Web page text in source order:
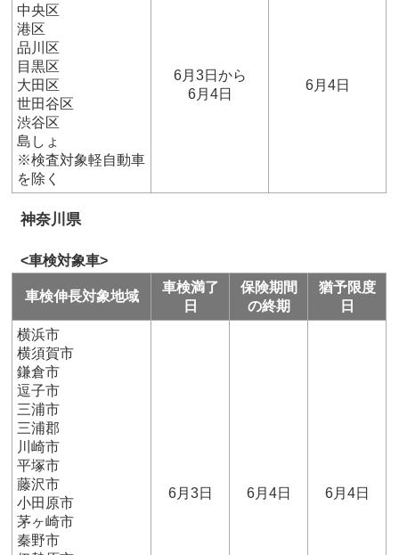
中央区
港区
品川区
目黒区
大田区
世田谷区
渋谷区
島しょ
※検査対象軽自動車
を除く
6月3日から
6月4日
6月4日
神奈川県
<車検対象車>
車検伸長対象地域
車検満了
日
保険期間
の終期
猶予限度
日
横浜市
横須賀市
鎌倉市
逗子市
三浦市
三浦郡
川崎市
平塚市
藤沢市
小田原市
茅ヶ崎市
秦野市
6月3日 6月4日 6月4日